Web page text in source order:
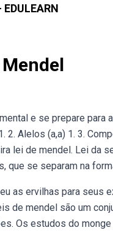
e se prepare para
Alelos (a,a) 1. 3.
lei de mendel. Lei da
que se separam na
as ervilhas para seus
de mendel são um
Os estudos do